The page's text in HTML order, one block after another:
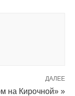
ДАЛЕЕ
на Кирочной» »